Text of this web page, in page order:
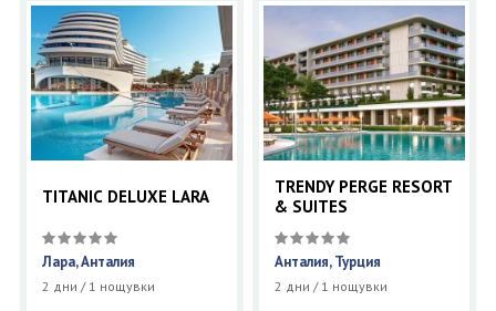
TITANIC DELUXE LARA
Лара, Анталия
2 дни / 1 нощувки
TRENDY PERGE RESORT
& SUITES
Анталия, Турция
2 дни / 1 нощувки